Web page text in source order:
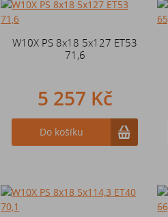
W10X PS 8x18 5x127 ET53
71,6
5 257 Kč
Do košíku